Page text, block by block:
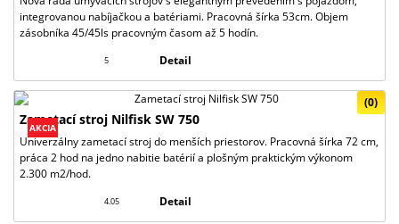
integrovanou nabíjačkou a batériami. Pracovná šírka 53cm. Objem
zásobníka 45/45ls pracovným časom až 5 hodín.
5 Detail
AKCIA
(0)
Zametací stroj Nilfisk SW 750
Univerzálny zametací stroj do menších priestorov. Pracovná šírka 72 cm,
práca 2 hod na jedno nabitie batérií a plošným praktickým výkonom
2.300 m2/hod.
4.05 Detail